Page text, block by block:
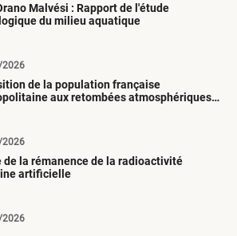
Malvési : Rapport de l'étude
du milieu aquatique
de la population française
aux retombées atmosphériques
depuis 1945
de la rémanence de la radioactivité
artificielle